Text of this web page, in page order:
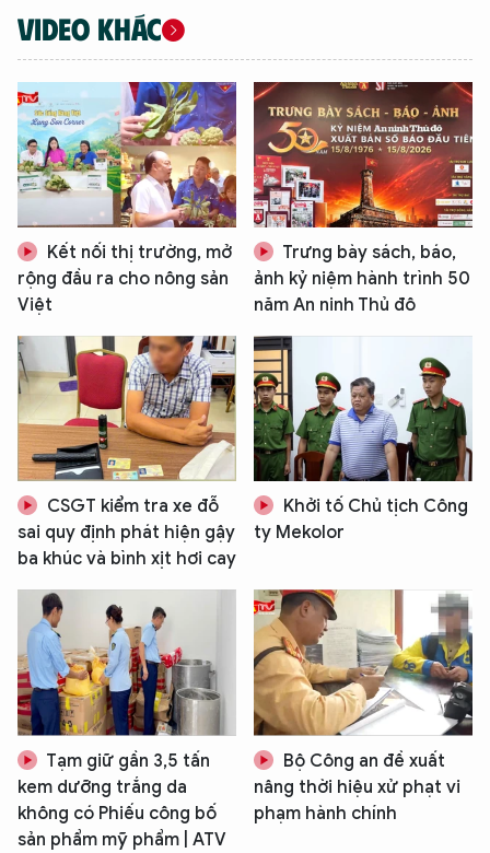
VIDEO KHÁC
Kết nối thị trường, mở
rộng đầu ra cho nông sản
Việt
Trưng bày sách, báo,
ảnh kỷ niệm hành trình 50
năm An ninh Thủ đô
CSGT kiểm tra xe đỗ
sai quy định phát hiện gậy
ba khúc và bình xịt hơi cay
Khởi tố Chủ tịch Công
ty Mekolor
Tạm giữ gần 3,5 tấn
kem dưỡng trắng da
không có Phiếu công bố
sản phẩm mỹ phẩm | ATV
Bộ Công an đề xuất
nâng thời hiệu xử phạt vi
phạm hành chính
TÔI LÀ CHATBOT CỦA
Hãy hỏi tôi bất kỳ điều gì bạn cần biết về
An Ninh Thủ Đô nhé. Tôi sẵn sàng hỗ trợ!